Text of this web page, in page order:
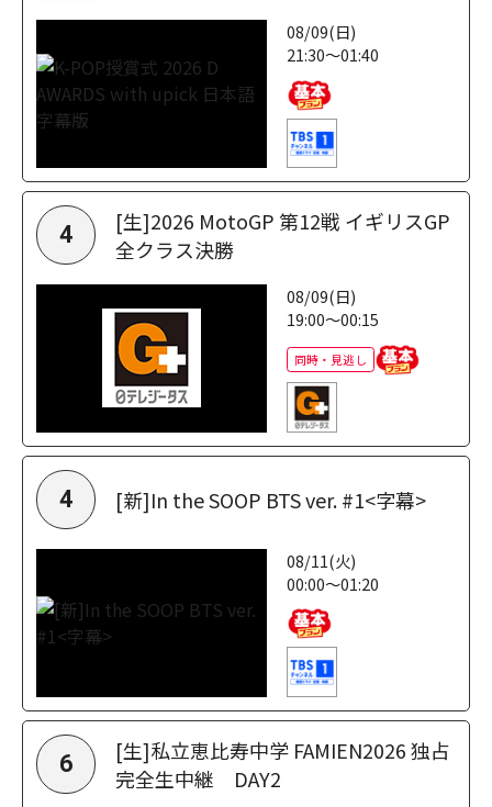
08/09(日)
21:30～01:40
4
[生]2026 MotoGP 第12戦 イギリスGP
全クラス決勝
08/09(日)
19:00～00:15
同時・見逃し
4 [新]In the SOOP BTS ver. #1<字幕>
08/11(火)
00:00～01:20
6
[生]私立恵比寿中学 FAMIEN2026 独占
完全生中継 DAY2